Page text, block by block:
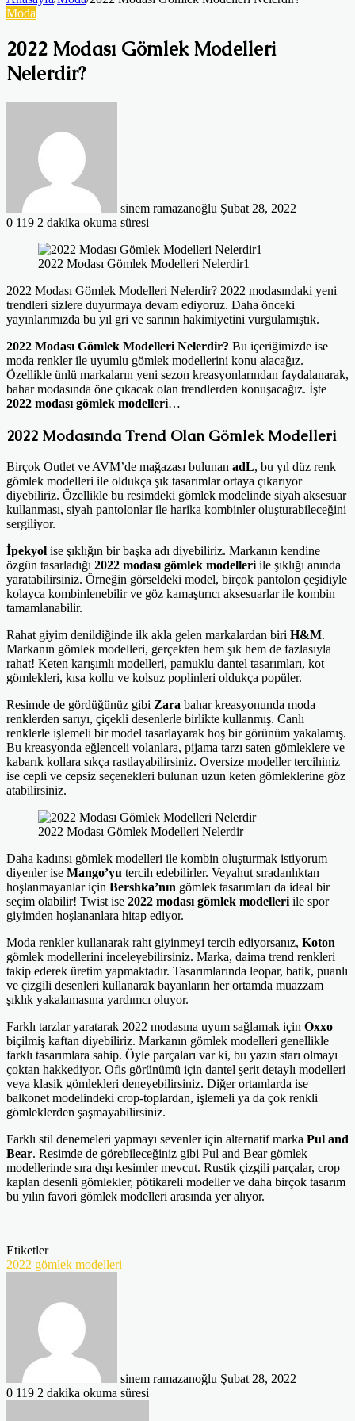
Moda
2022 Modası Gömlek Modelleri
Nelerdir?
sinem ramazanoğlu Şubat 28, 2022
0 119 2 dakika okuma süresi
2022 Modası Gömlek Modelleri Nelerdir1
2022 Modası Gömlek Modelleri Nelerdir? 2022 modasındaki yeni
trendleri sizlere duyurmaya devam ediyoruz. Daha önceki
yayınlarımızda bu yıl gri ve sarının hakimiyetini vurgulamıştık.
2022 Modası Gömlek Modelleri Nelerdir? Bu içeriğimizde ise
moda renkler ile uyumlu gömlek modellerini konu alacağız.
Özellikle ünlü markaların yeni sezon kreasyonlarından faydalanarak,
bahar modasında öne çıkacak olan trendlerden konuşacağız. İşte
2022 modası gömlek modelleri…
2022 Modasında Trend Olan Gömlek Modelleri
Birçok Outlet ve AVM’de mağazası bulunan adL, bu yıl düz renk
gömlek modelleri ile oldukça şık tasarımlar ortaya çıkarıyor
diyebiliriz. Özellikle bu resimdeki gömlek modelinde siyah aksesuar
kullanması, siyah pantolonlar ile harika kombinler oluşturabileceğini
sergiliyor.
İpekyol ise şıklığın bir başka adı diyebiliriz. Markanın kendine
özgün tasarladığı 2022 modası gömlek modelleri ile şıklığı anında
yaratabilirsiniz. Örneğin görseldeki model, birçok pantolon çeşidiyle
kolayca kombinlenebilir ve göz kamaştırıcı aksesuarlar ile kombin
tamamlanabilir.
Rahat giyim denildiğinde ilk akla gelen markalardan biri H&M.
Markanın gömlek modelleri, gerçekten hem şık hem de fazlasıyla
rahat! Keten karışımlı modelleri, pamuklu dantel tasarımları, kot
gömlekleri, kısa kollu ve kolsuz poplinleri oldukça popüler.
Resimde de gördüğünüz gibi Zara bahar kreasyonunda moda
renklerden sarıyı, çiçekli desenlerle birlikte kullanmış. Canlı
renklerle işlemeli bir model tasarlayarak hoş bir görünüm yakalamış.
Bu kreasyonda eğlenceli volanlara, pijama tarzı saten gömleklere ve
kabarık kollara sıkça rastlayabilirsiniz. Oversize modeller tercihiniz
ise cepli ve cepsiz seçenekleri bulunan uzun keten gömleklerine göz
atabilirsiniz.
2022 Modası Gömlek Modelleri Nelerdir
Daha kadınsı gömlek modelleri ile kombin oluşturmak istiyorum
diyenler ise Mango’yu tercih edebilirler. Veyahut sıradanlıktan
hoşlanmayanlar için Bershka’nın gömlek tasarımları da ideal bir
seçim olabilir! Twist ise 2022 modası gömlek modelleri ile spor
giyimden hoşlananlara hitap ediyor.
Moda renkler kullanarak raht giyinmeyi tercih ediyorsanız, Koton
gömlek modellerini inceleyebilirsiniz. Marka, daima trend renkleri
takip ederek üretim yapmaktadır. Tasarımlarında leopar, batik, puanlı
ve çizgili desenleri kullanarak bayanların her ortamda muazzam
şıklık yakalamasına yardımcı oluyor.
Farklı tarzlar yaratarak 2022 modasına uyum sağlamak için Oxxo
biçilmiş kaftan diyebiliriz. Markanın gömlek modelleri genellikle
farklı tasarımlara sahip. Öyle parçaları var ki, bu yazın starı olmayı
çoktan hakkediyor. Ofis görünümü için dantel şerit detaylı modelleri
veya klasik gömlekleri deneyebilirsiniz. Diğer ortamlarda ise
balkonet modelindeki crop-toplardan, işlemeli ya da çok renkli
gömleklerden şaşmayabilirsiniz.
Farklı stil denemeleri yapmayı sevenler için alternatif marka Pul and
Bear. Resimde de görebileceğiniz gibi Pul and Bear gömlek
modellerinde sıra dışı kesimler mevcut. Rustik çizgili parçalar, crop
kaplan desenli gömlekler, pötikareli modeller ve daha birçok tasarım
bu yılın favori gömlek modelleri arasında yer alıyor.
Etiketler
2022 gömlek modelleri
sinem ramazanoğlu Şubat 28, 2022
0 119 2 dakika okuma süresi